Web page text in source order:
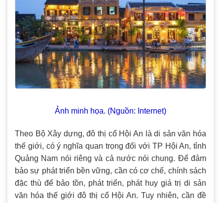
Ảnh minh họa. (Nguồn: Internet)
Theo Bộ Xây dựng, đô thị cổ Hội An là di sản văn hóa
thế giới, có ý nghĩa quan trọng đối với TP Hội An, tỉnh
Quảng Nam nói riêng và cả nước nói chung. Để đảm
bảo sự phát triển bền vững, cần có cơ chế, chính sách
đặc thù để bảo tồn, phát triển, phát huy giá trị di sản
văn hóa thế giới đô thị cổ Hội An. Tuy nhiên, cần đề